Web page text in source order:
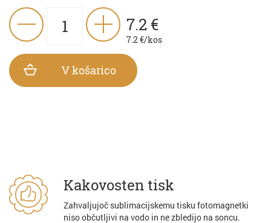
7.2 €
7.2 €/kos
V košarico
Kakovosten tisk
Zahvaljujoč sublimacijskemu tisku fotomagnetki
niso občutljivi na vodo in ne zbledijo na soncu.